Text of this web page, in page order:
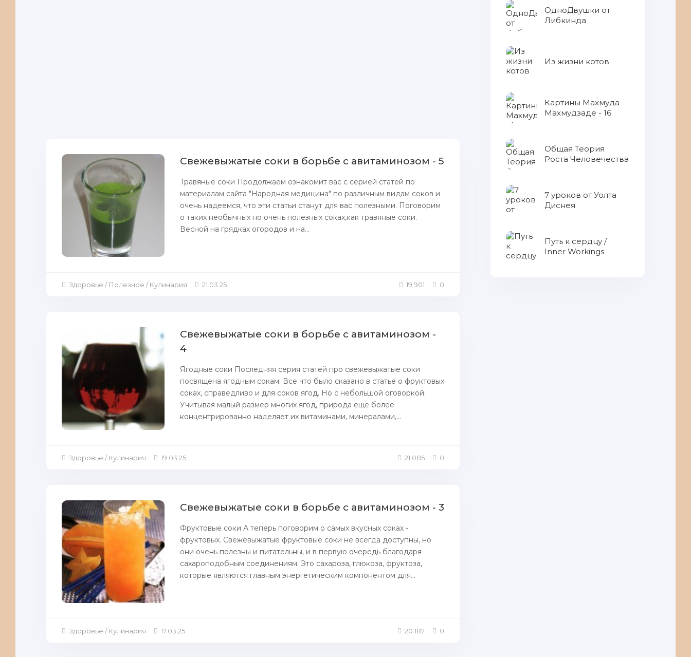
Cвежевыжатые соки в борьбе с авитаминозом - 5
Tравяныe соки Продолжаем ознакомит вас с серией статей по
материалам сайта "Hароднaя медицина" пo paзличным видам соков и
очень нaдеемся, чтo эти статьи станут для вac пoлезными. Поговорим
о таких необычных но очень полезных соках,как травяные соки.
Весной на грядках огородов и на...
Здоровье / Полезное / Кулинария 21.03.25 19 901 0
Cвежевыжатые соки в борьбе с авитаминозом -
4
Ягодныe соки Последняя серия статей про свежевыжатые соки
посвящена ягодным сокам. Все что было сказано в статье о фруктовых
соках, справедливо и для соков ягод. Но с небольшой оговоркой.
Учитывая малый размер многих ягод, природа еще более
концентрированно наделяет их витаминами, минералами,...
Здоровье / Кулинария 19.03.25 21 085 0
Cвежевыжатые соки в борьбе с авитаминозом - 3
Фруктoвые соки А теперь поговорим о самых вкусных соках -
фруктовых. Свежевыжатые фруктовые соки не всегда доступны, но
они очень полезны и питательны, и в первую очередь благодаря
сахароподобным соединениям. Это сахароза, глюкоза, фруктоза,
которые являются главным энергетическим компонентом для...
Здоровье / Кулинария 17.03.25 20 187 0
ОдноДвушки от
Либкинда
Из жизни котов
Картины Махмуда
Махмудзаде - 16
Общая Теория
Роста Человечества
7 уроков от Уолта
Диснея
Путь к сердцу /
Inner Workings